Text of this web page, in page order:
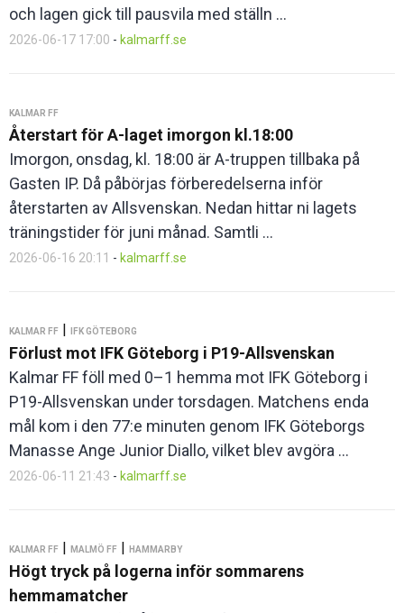
och lagen gick till pausvila med ställn ...
2026-06-17 17:00 - kalmarff.se
KALMAR FF
Återstart för A-laget imorgon kl.18:00
Imorgon, onsdag, kl. 18:00 är A-truppen tillbaka på
Gasten IP. Då påbörjas förberedelserna inför
återstarten av Allsvenskan. Nedan hittar ni lagets
träningstider för juni månad. Samtli ...
2026-06-16 20:11 - kalmarff.se
KALMAR FF | IFK GÖTEBORG
Förlust mot IFK Göteborg i P19-Allsvenskan
Kalmar FF föll med 0–1 hemma mot IFK Göteborg i
P19-Allsvenskan under torsdagen. Matchens enda
mål kom i den 77:e minuten genom IFK Göteborgs
Manasse Ange Junior Diallo, vilket blev avgöra ...
2026-06-11 21:43 - kalmarff.se
KALMAR FF | MALMÖ FF | HAMMARBY
Högt tryck på logerna inför sommarens
hemmamatcher